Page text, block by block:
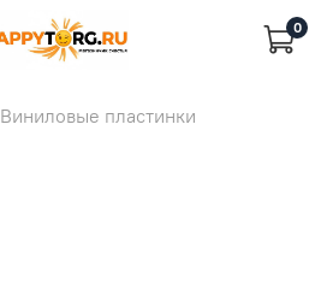
0
Виниловые пластинки